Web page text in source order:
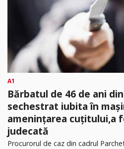
A1
Bărbatul de 46 de ani
sechestrat iubita în
amenințarea cuțitului,a
judecată
Procurorul de caz din cadrul